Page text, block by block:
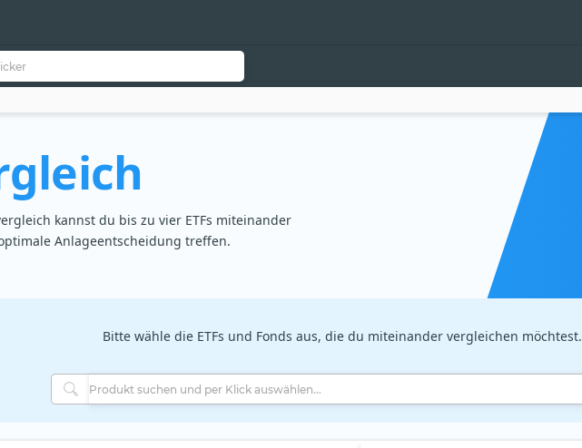
kannst du bis zu vier ETFs miteinander
Anlageentscheidung treffen.
Bitte wähle die ETFs und Fonds aus, die du miteinander vergleichen möchtest.